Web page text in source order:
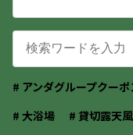
# アンダグループクーポ
# 大浴場
# 貸切露天